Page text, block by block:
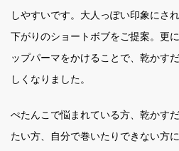
しやすいです。大人っぽい印象にさ
下がりのショートボブをご提案。更
ップパーマをかけることで、乾かす
しくなりました。
ぺたんこで悩まれている方、乾かす
たい方、自分で巻いたりできない方